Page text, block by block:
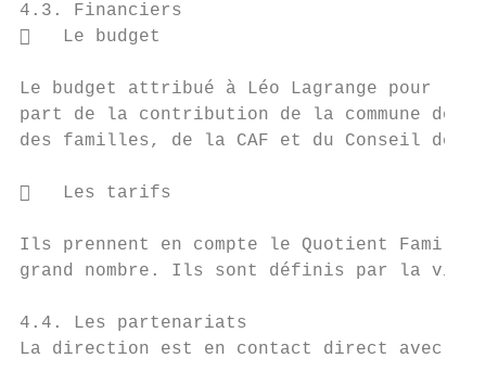
4.3. Financiers
   Le budget
Le budget attribué à Léo Lagrange pour
part de la contribution de la commune
des familles, de la CAF et du Conseil
   Les tarifs
Ils prennent en compte le Quotient
grand nombre. Ils sont définis par la ville
4.4. Les partenariats
La direction est en contact direct avec